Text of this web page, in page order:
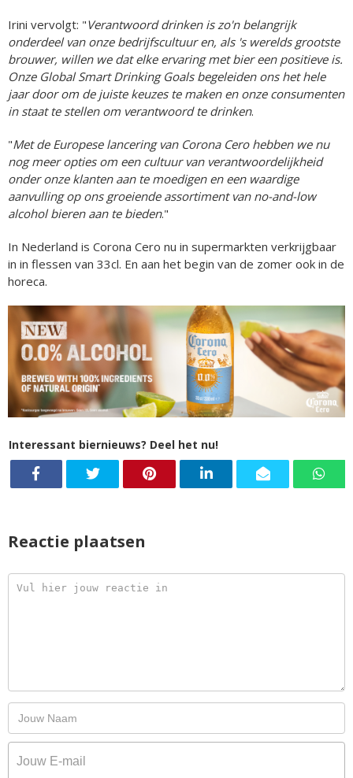
Irini vervolgt: "Verantwoord drinken is zo'n belangrijk
onderdeel van onze bedrijfscultuur en, als 's werelds grootste
brouwer, willen we dat elke ervaring met bier een positieve is.
Onze Global Smart Drinking Goals begeleiden ons het hele
jaar door om de juiste keuzes te maken en onze consumenten
in staat te stellen om verantwoord te drinken.
"Met de Europese lancering van Corona Cero hebben we nu
nog meer opties om een cultuur van verantwoordelijkheid
onder onze klanten aan te moedigen en een waardige
aanvulling op ons groeiende assortiment van no-and-low
alcohol bieren aan te bieden."
In Nederland is Corona Cero nu in supermarkten verkrijgbaar
in in flessen van 33cl. En aan het begin van de zomer ook in de
horeca.
Interessant biernieuws? Deel het nu!
Reactie plaatsen